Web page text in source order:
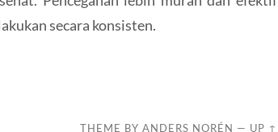
secara konsisten.
THEME BYANDERS NORÉN — UP ↑